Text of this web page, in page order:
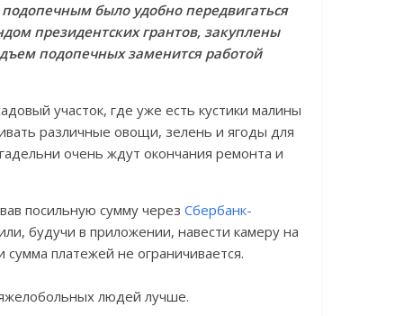
было удобно передвигаться
президентских грантов, закуплены
подопечных заменится работой
участок, где уже есть кустики малины
различные овощи, зелень и ягоды для
очень ждут окончания ремонта и
посильную сумму через Сбербанк-
будучи в приложении, навести камеру на
платежей не ограничивается.
людей лучше.